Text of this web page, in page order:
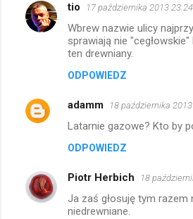
K
t
z
e
tio 17 października 2013 23:24
Wbrew nazwie ulicy
sprawiają nie "cegłowskie"
ten drewniany.
ODPOWIEDZ
adamm 18 października
Latarnie gazowe? Kto by
ODPOWIEDZ
Piotr Herbich 18
Ja zaś głosuję tym razem
niedrewniane.